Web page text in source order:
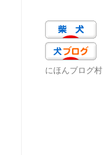
にほんブログ村